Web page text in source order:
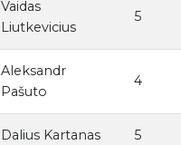
Vaidas
Liutkevicius
5
Aleksandr
Pašuto
4
Dalius Kartanas 5